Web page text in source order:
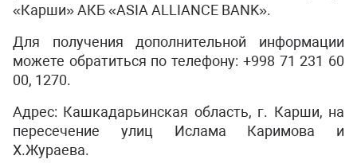
«Карши» АКБ «ASIA ALLIANCE BANK».
Для получения дополнительной информации
можете обратиться по телефону: +998 71 231 60
00, 1270.
Адрес: Кашкадарьинская область, г. Карши, на
пересечение улиц Ислама Каримова и
Х.Жураева.